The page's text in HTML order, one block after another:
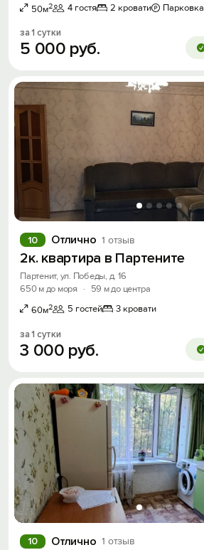
50м2 4 гостя 2 кровати Парковка
за 1 сутки
5 000 руб.
Отлично 1 отзыв
10
2к. квартира в Партените
Партенит, ул. Победы, д. 16
650 м до моря
·
59 м до центра
60м2 5 гостей 3 кровати
за 1 сутки
3 000 руб.
Отлично 1 отзыв
10